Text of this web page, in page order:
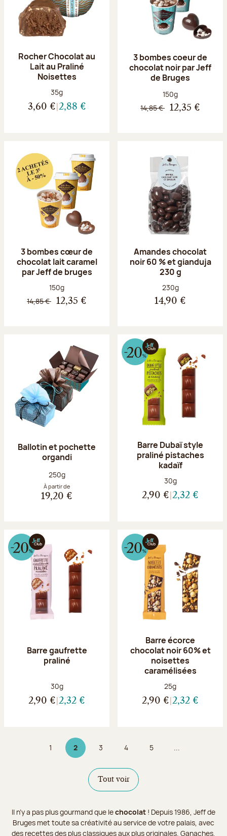
Rocher Chocolat au
Lait au Praliné
Noisettes
Poids net :
35g
3,60 € 2,88 €
3 bombes coeur de
chocolat noir par Jeff
de Bruges
Poids net :
150g
14,85 € 12,35 €
3 bombes cœur de
chocolat lait caramel
par Jeff de bruges
Poids net :
150g
14,85 € 12,35 €
Amandes chocolat
noir 60 % et gianduja
230 g
Poids net :
230g
14,90 €
Ballotin et pochette
organdi
Poids net :
250g
À partir de
19,20 €
Barre Dubaï style
praliné pistaches
kadaïf
Poids net :
30g
2,90 € 2,32 €
Barre gaufrette
praliné
Poids net :
30g
2,90 € 2,32 €
Barre écorce
chocolat noir 60% et
noisettes
caramélisées
Poids net :
25g
2,90 € 2,32 €
Page
1 2Page 2 sur 9
Page
3 Page
4 Page
5 ...
Tout voir
Il n’y a pas plus gourmand que lechocolat ! Depuis 1986, Jeff de
Bruges met toute sa créativité au service de votre palais, avec
des recettes des plus classiques aux plus originales. Ganaches,